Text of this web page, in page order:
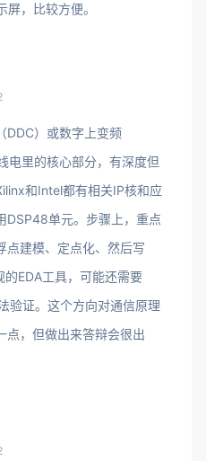
，比较方便。
DDC）或数字上变频
电里的核心部分，有深度但
和Intel都有相关IP核和应
DSP48单元。步骤上，重点
点建模、定点化、然后写
EDA工具，可能还需要
验证。这个方向对通信原理
点，但做出来答辩会很出